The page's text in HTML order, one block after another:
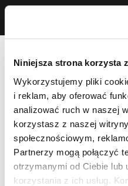
Niniejsza strona korzysta
Wykorzystujemy pliki
i reklam, aby oferować
analizować ruch w naszej
korzystasz z naszej
społecznościowym,
Partnerzy mogą połączyć
otrzymanymi od Ciebie lub
korzystania z ich usług.